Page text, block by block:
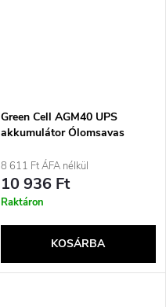
Green Cell AGM40 UPS
akkumulátor Ólomsavas
8 611 Ft ÁFA nélkül
10 936 Ft
Raktáron
KOSÁRBA